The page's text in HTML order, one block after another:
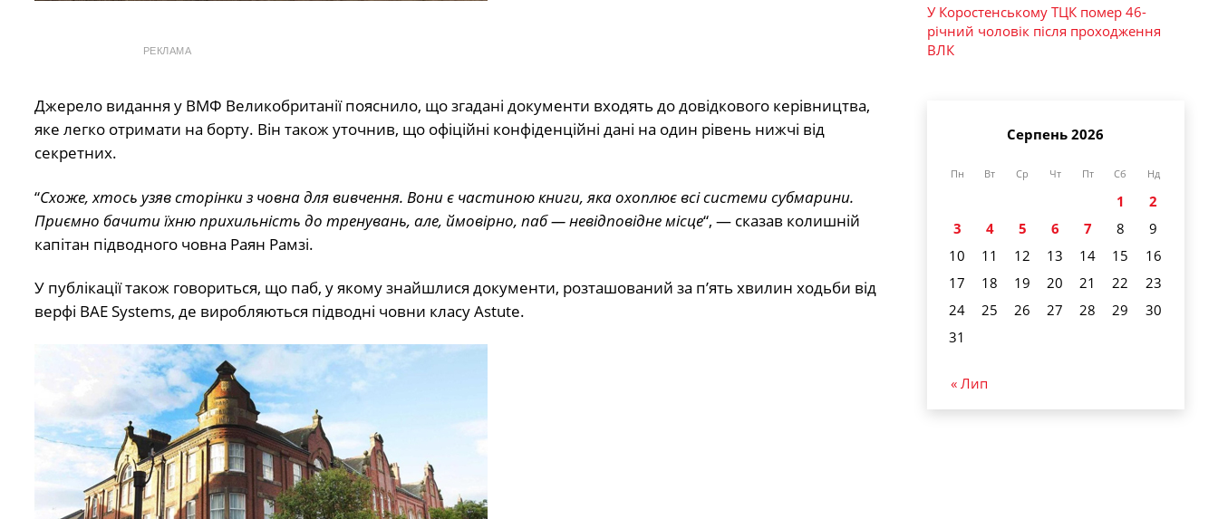
РЕКЛАМА
Джерело видання у ВМФ Великобританії пояснило, що згадані документи входять до довідкового керівництва,
яке легко отримати на борту. Він також уточнив, що офіційні конфіденційні дані на один рівень нижчі від
секретних.
“Схоже, хтось узяв сторінки з човна для вивчення. Вони є частиною книги, яка охоплює всі системи субмарини.
Приємно бачити їхню прихильність до тренувань, але, ймовірно, паб — невідповідне місце“, — сказав колишній
капітан підводного човна Раян Рамзі.
У публікації також говориться, що паб, у якому знайшлися документи, розташований за п’ять хвилин ходьби від
верфі BAE Systems, де виробляються підводні човни класу Astute.
У Коростенському ТЦК помер 46-
річний чоловік після проходження
ВЛК
Серпень 2026
Пн Вт Ср Чт Пт Сб Нд
1
2
3
4 5 6 7 8
9
10
11 12 13 14 15
16
17
18 19 20 21 22
23
24
25 26 27 28 29
30
31
« Лип